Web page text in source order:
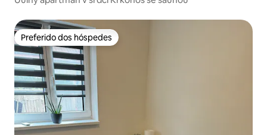
Preferido dos hóspedes
Preferido dos hóspedes